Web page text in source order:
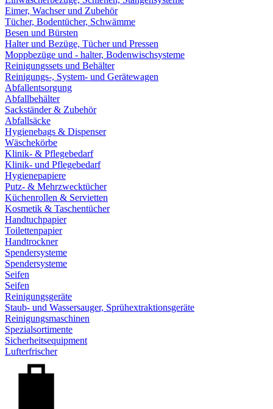
Eimer, Wachser und Zubehör
Tücher, Bodentücher, Schwämme
Besen und Bürsten
Halter und Bezüge, Tücher und Pressen
Moppbezüge und - halter, Bodenwischsysteme
Reinigungssets und Behälter
Reinigungs-, System- und Gerätewagen
Abfallentsorgung
Abfallbehälter
Sackständer & Zubehör
Abfallsäcke
Hygienebags & Dispenser
Wäschekörbe
Klinik- & Pflegebedarf
Klinik- und Pflegebedarf
Hygienepapiere
Putz- & Mehrzwecktücher
Küchenrollen & Servietten
Kosmetik & Taschentücher
Handtuchpapier
Toilettenpapier
Handtrockner
Spendersysteme
Spendersysteme
Seifen
Seifen
Reinigungsgeräte
Staub- und Wassersauger, Sprühextraktionsgeräte
Reinigungsmaschinen
Spezialsortimente
Sicherheitsequipment
Lufterfrischer